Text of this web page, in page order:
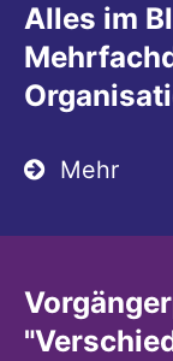
Alles im
Mehr